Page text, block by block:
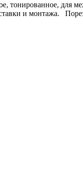
тонированное,
и монтажа.